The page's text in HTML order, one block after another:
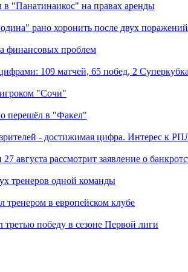
"Панатинаикос" на правах аренды
рано хоронить после двух поражений
финансовых проблем
109 матчей, 65 побед, 2
"Сочи"
перешёл в "Факел"
- достижимая цифра. Интерес к
августа рассмотрит заявление о
тренеров одной команды
тренером в европейском клубе
победу в сезоне Первой лиги